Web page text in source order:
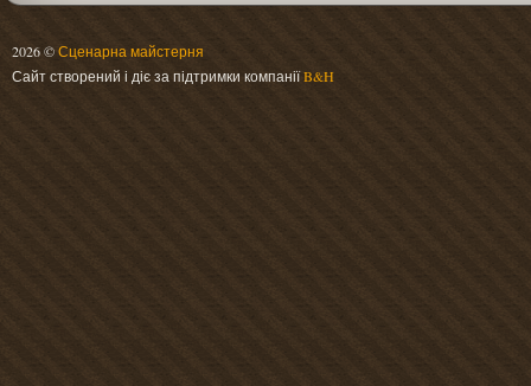
2026 ©Сценарна майстерня
Сайт створений і діє за підтримки компаніїB&H